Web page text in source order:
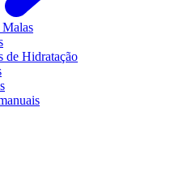
Malas
de Hidratação